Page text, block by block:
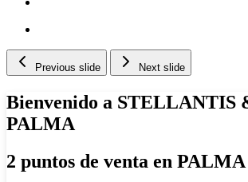
Previous slide Next slide
Bienvenido a STELLANTIS
PALMA
2 puntos de venta en PALMA